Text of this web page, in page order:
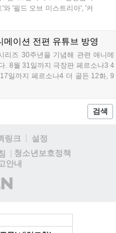
'필드 오브 미스트리아', '커
편, 7일 출시된 '마블 투혼'은
드랜드'는 7년 만의 대규모 업
이션 전편 유튜브 방영
리즈 30주년을 기념해 관련 애니메
. 8월 31일까지 극장판 페르소나3 4
일까지 페르소나4 더 골든 12화, 9
5 시리즈가 순차 공개됩니다. 또한
검색
링크
설정
청소년보호정책
안내